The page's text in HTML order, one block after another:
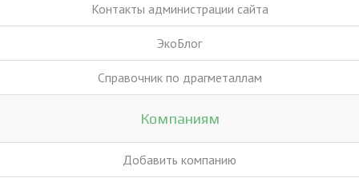
Контакты администрации сайта
ЭкоБлог
Справочник по драгметаллам
Компаниям
Добавить компанию